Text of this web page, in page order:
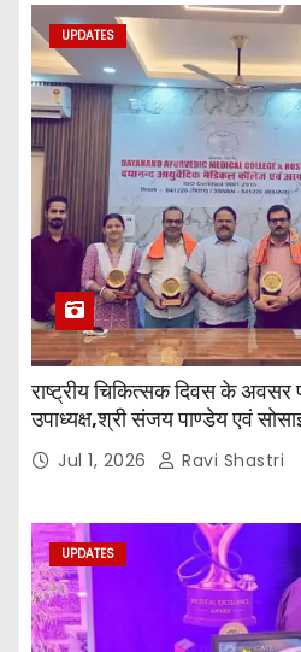
UPDATES
राष्ट्रीय चिकित्सक दिवस के अवसर
उपाध्यक्ष,श्री संजय पाण्डेय एवं
जी तथा इनर व्हील क्लब की अध्यक्षा
एवं उनकी टीम द्वारा महाविद्यालय के
Jul 1, 2026 Ravi Shastri
UPDATES